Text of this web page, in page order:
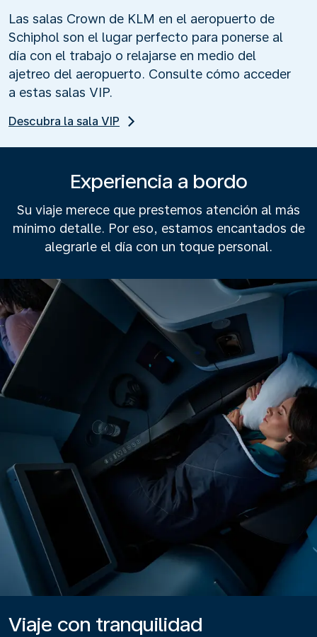
Las salas Crown de KLM en el aeropuerto de
Schiphol son el lugar perfecto para ponerse al
día con el trabajo o relajarse en medio del
ajetreo del aeropuerto. Consulte cómo acceder
a estas salas VIP.
Descubra la sala VIP
Experiencia a bordo
Su viaje merece que prestemos atención al más
mínimo detalle. Por eso, estamos encantados de
alegrarle el día con un toque personal.
Viaje con tranquilidad